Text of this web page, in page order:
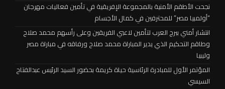
نجحت الأطقم الأمنية بالمجموعة الإفريقية في تأمين فعاليات مهرجان
“أولمبيا مصر” للمحترفين في كمال الأجسام
انتشار أمني ببرج العرب لتأمين لاعبي الفريقين وعلى رأسهم محمد صلاح
وطاقم التحكيم الذي يدير المباراة محمد صلاح ورفاقه في مباراة مصر
وليبيا
المؤتمر الأول للمبادرة الرئاسية حياة كريمة بحضور السيد الرئيس عبدالفتاح
السيسي